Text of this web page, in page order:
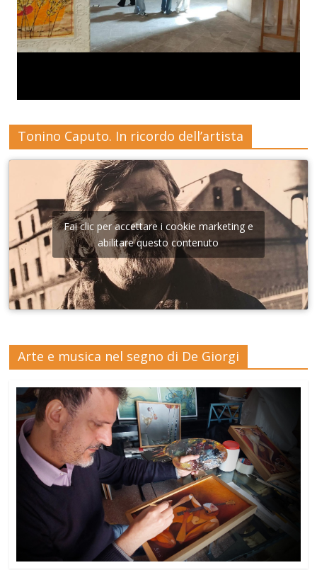
Tonino Caputo. In ricordo dell’artista
Fai clic per accettare i cookie marketing e
abilitare questo contenuto
Arte e musica nel segno di De Giorgi